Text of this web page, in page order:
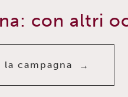
con altri
la campagna